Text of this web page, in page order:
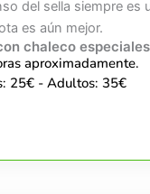
del sella siempre es
es aún mejor.
chaleco
aproximadamente.
25€ - Adultos: 35€